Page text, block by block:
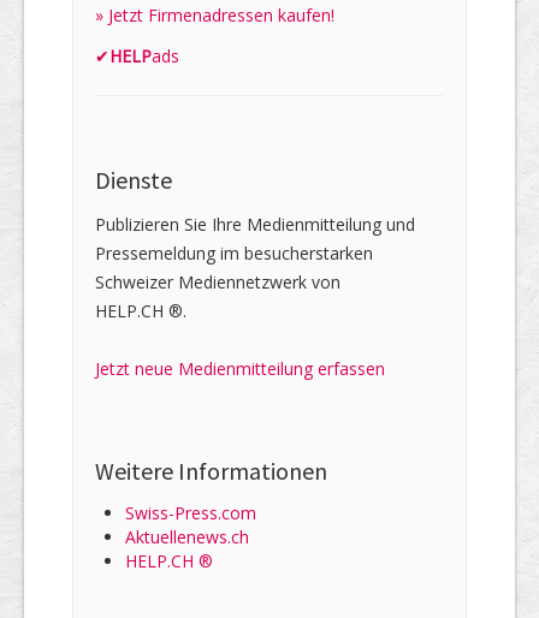
» Jetzt Firmenadressen kaufen!
✔HELPads
Dienste
Publizieren Sie Ihre Medienmitteilung und
Pressemeldung im besucherstarken
Schweizer Mediennetzwerk von
HELP.CH ®.
Jetzt neue Medienmitteilung erfassen
Weitere Informationen
Swiss-Press.com
Aktuellenews.ch
HELP.CH ®